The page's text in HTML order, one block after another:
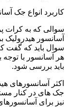
کاربرد انواع جک
سوالی که به کرات
آسانسور
سوال باید که گفت
هر آسانسور با
باید بررسی شود.
اکثر آسانسورهای
جک های در کنار
نیز برای